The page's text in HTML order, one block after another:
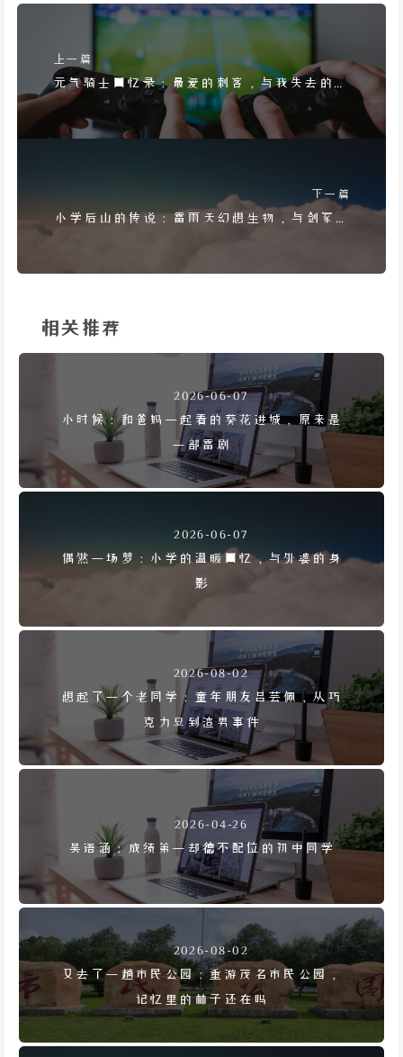
上一篇
元气骑士回忆录：最爱的刺客，与我失去的网
友友谊
下一篇
小学后山的传说：雷雨天幻想生物，与剑冢勇
相关推荐
2026-06-07
小时候：和爸妈一起看的葵花进城，原来是
一部雷剧
2026-06-07
偶然一场梦：小学的温暖回忆，与外婆的身
影
2026-08-02
想起了一个老同学：童年朋友吕芸佩，从巧
克力豆到渣男事件
2026-04-26
吴语涵：成绩第一却德不配位的初中同学
2026-08-02
又去了一趟市民公园：重游茂名市民公园，
记忆里的林子还在吗